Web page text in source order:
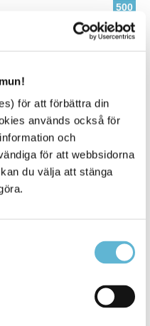
för att förbättra din
används också för
och
för att webbsidorna
du välja att stänga
500